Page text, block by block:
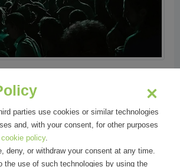
parties use cookies or similar technologies
and, with your consent, for other purposes
cookie policy.
deny, or withdraw your consent at any time.
the use of such technologies by using the